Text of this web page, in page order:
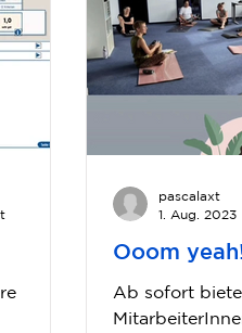
Ooom
Ab sofort
pascalaxt
1. Aug. 2023